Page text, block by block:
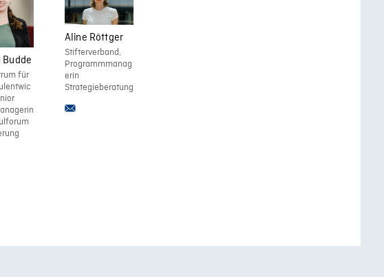
die kulturelle Veränderungsprozesse unterstützend
für
Aline Röttger
Stifterverband,
Programmmanag
erin
Strategieberatung